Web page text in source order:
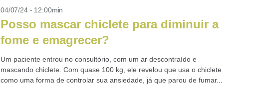
04/07/24 - 12:00min
Posso mascar chiclete para diminuir a
fome e emagrecer?
Um paciente entrou no consultório, com um ar descontraído e
mascando chiclete. Com quase 100 kg, ele revelou que usa o chiclete
como uma forma de controlar sua ansiedade, já que parou de fumar...